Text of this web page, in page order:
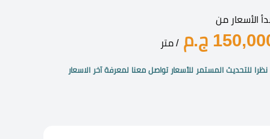
الأسعار من
ج.م / متر
نظرا للتحديث المستمر للأسعار تواصل معنا لمعرفة آخر الاسعار